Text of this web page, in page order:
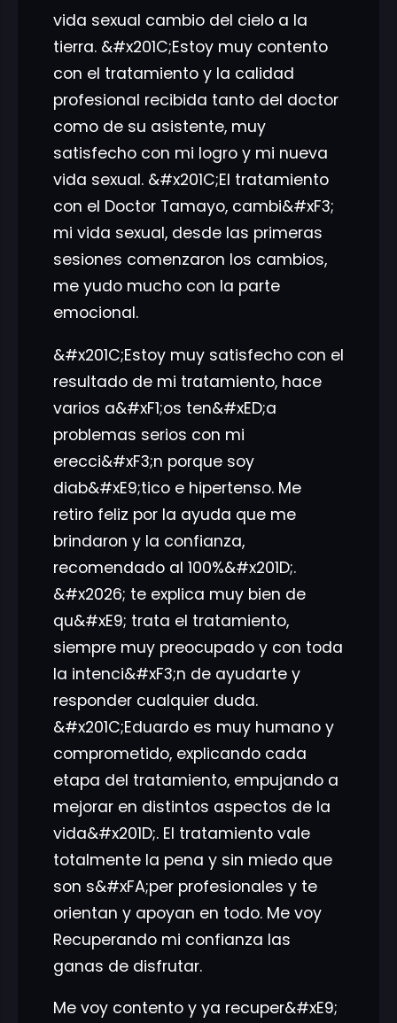
vida sexual cambio del cielo a la
tierra. &#x201C;Estoy muy contento
con el tratamiento y la calidad
profesional recibida tanto del doctor
como de su asistente, muy
satisfecho con mi logro y mi nueva
vida sexual. &#x201C;El tratamiento
con el Doctor Tamayo, cambi&#xF3;
mi vida sexual, desde las primeras
sesiones comenzaron los cambios,
me yudo mucho con la parte
emocional.
&#x201C;Estoy muy satisfecho con el
resultado de mi tratamiento, hace
varios a&#xF1;os ten&#xED;a
problemas serios con mi
erecci&#xF3;n porque soy
diab&#xE9;tico e hipertenso. Me
retiro feliz por la ayuda que me
brindaron y la confianza,
recomendado al 100%&#x201D;.
&#x2026; te explica muy bien de
qu&#xE9; trata el tratamiento,
siempre muy preocupado y con toda
la intenci&#xF3;n de ayudarte y
responder cualquier duda.
&#x201C;Eduardo es muy humano y
comprometido, explicando cada
etapa del tratamiento, empujando a
mejorar en distintos aspectos de la
vida&#x201D;. El tratamiento vale
totalmente la pena y sin miedo que
son s&#xFA;per profesionales y te
orientan y apoyan en todo. Me voy
Recuperando mi confianza las
ganas de disfrutar.
Me voy contento y ya recuper&#xE9;